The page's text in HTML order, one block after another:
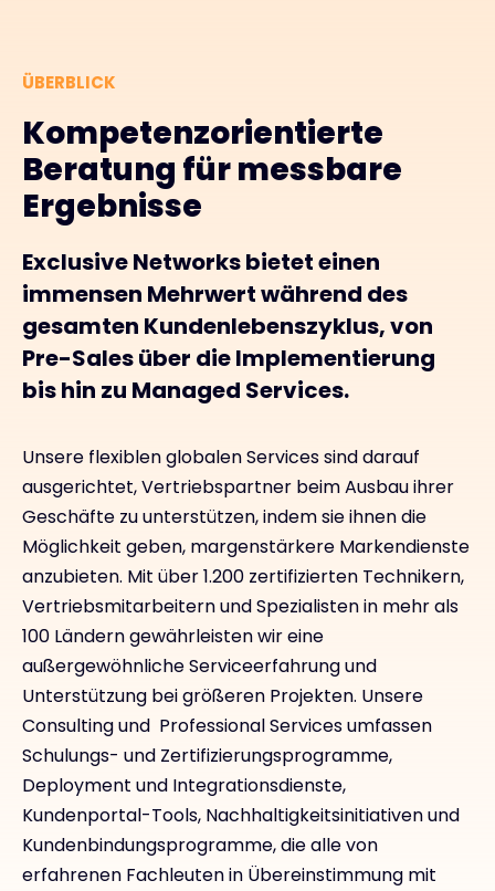
ÜBERBLICK
Kompetenzorientierte
Beratung für messbare
Ergebnisse
Exclusive Networks bietet einen
immensen Mehrwert während des
gesamten Kundenlebenszyklus, von
Pre-Sales über die Implementierung
bis hin zu Managed Services.
Unsere flexiblen globalen Services sind darauf
ausgerichtet, Vertriebspartner beim Ausbau ihrer
Geschäfte zu unterstützen, indem sie ihnen die
Möglichkeit geben, margenstärkere Markendienste
anzubieten. Mit über 1.200 zertifizierten Technikern,
Vertriebsmitarbeitern und Spezialisten in mehr als
100 Ländern gewährleisten wir eine
außergewöhnliche Serviceerfahrung und
Unterstützung bei größeren Projekten. Unsere
Consulting und Professional Services umfassen
Schulungs- und Zertifizierungsprogramme,
Deployment und Integrationsdienste,
Kundenportal-Tools, Nachhaltigkeitsinitiativen und
Kundenbindungsprogramme, die alle von
erfahrenen Fachleuten in Übereinstimmung mit